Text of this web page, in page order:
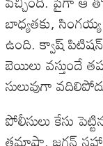
బాధ్యతకు,
ఉంది. క్వాష్
బెయిలు వస్తుందే
సులువుగా
పోలీసులు కేసు